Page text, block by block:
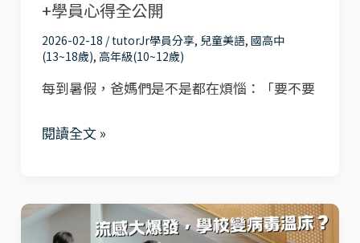
+學員心得全公開
2026-02-18 /tutorJr學員分享, 兒童美語, 國高中
(13~18歲), 高年級(10~12歲)
每到暑假，爸媽們是不是都在煩惱：「要不要
子
最
不
一
的
限
閱讀全文 »
開